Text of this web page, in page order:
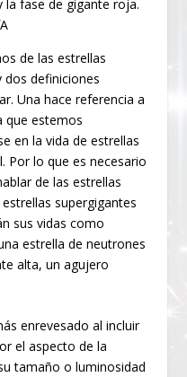
la fase de gigante roja.
de las estrellas
dos definiciones
Una hace referencia a
que estemos
en la vida de estrellas
Por lo que es necesario
de las estrellas
supergigantes
sus vidas como
estrella de neutrones
alta, un agujero
enrevesado al incluir
el aspecto de la
tamaño o luminosidad